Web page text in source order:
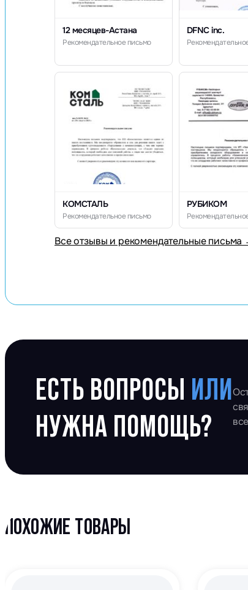
12 месяцев-Астана
Рекомендательное письмо
DFNC inc.
КОМСТАЛЬ
Рекомендательное письмо
РУБИКОМ
Все отзывы и рекомендательные письма
ЕСТЬ ВОПРОСЫ ИЛИ
НУЖНА ПОМОЩЬ?
ПОХОЖИЕ ТОВАРЫ